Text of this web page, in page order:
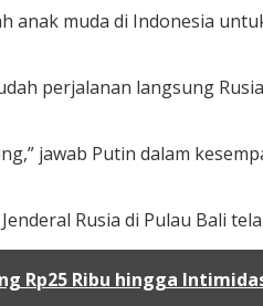
muda di Indonesia
perjalanan langsung
jawab Putin dalam
Rusia di Pulau Bali
Rp25 Ribu hingga